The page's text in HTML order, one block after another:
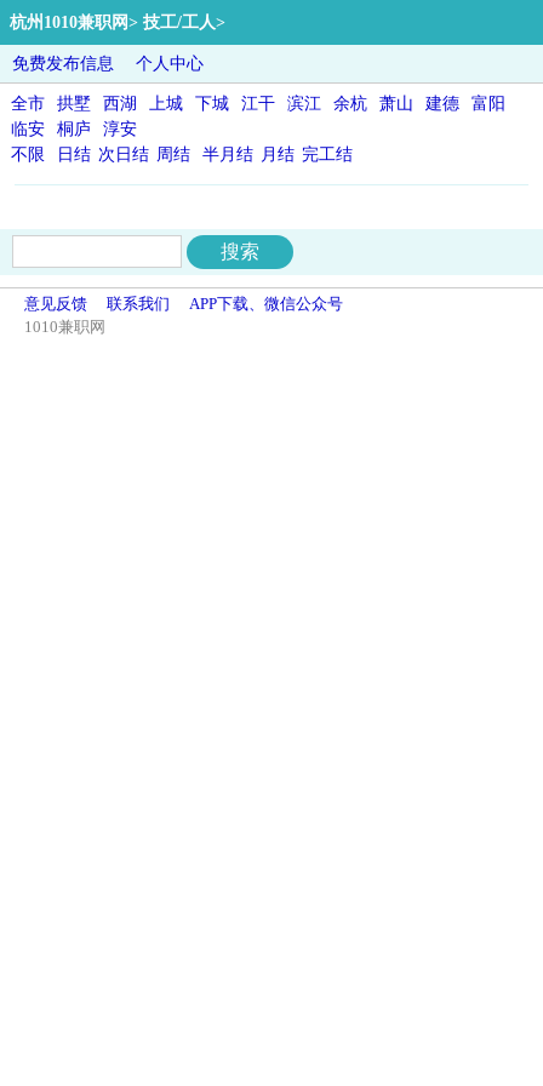
杭州1010兼职网> 技工/工人>
免费发布信息 个人中心
全市 拱墅 西湖 上城 下城 江干 滨江 余杭 萧山 建德
富阳
临安
桐庐
淳安
不限
日结 次日结 周结 半月结 月结 完工结
意见反馈 联系我们
APP下载、微信公众号
1010兼职网